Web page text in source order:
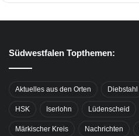
Südwestfalen Topthemen:
Aktuelles aus den Orten Diebstahl
HSK Iserlohn Lüdenscheid
Märkischer Kreis Nachrichten